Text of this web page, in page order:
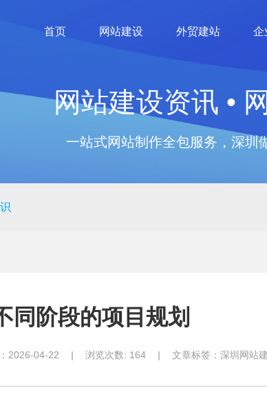
首页 网站建设 外贸建站 企
网站建设资讯 •
一站式网站制作全包服务，深圳
同阶段的项目规划
2026-04-22 | 浏览次数: 164 | 文章标签： 深圳网站